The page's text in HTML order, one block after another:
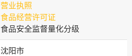
营业执照
食品经营许可证
食品安全监督量化分级
沈阳市